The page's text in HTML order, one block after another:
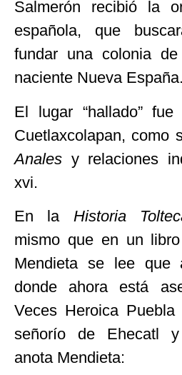
Salmerón recibió la
española, que
fundar una colonia
naciente Nueva España.
El lugar “hallado”
Cuetlaxcolapan, como
Anales y relaciones
xvi.
En la Historia
mismo que en un
Mendieta se lee
donde ahora está
Veces Heroica
señorío de Ehecatl
anota Mendieta: